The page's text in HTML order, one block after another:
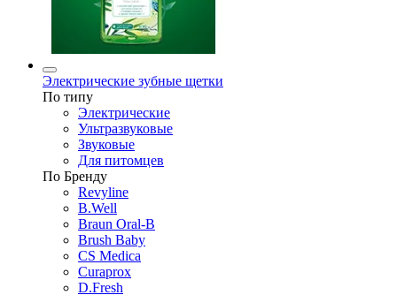
Электрические зубные щетки
По типу
Электрические
Ультразвуковые
Звуковые
Для питомцев
По Бренду
Revyline
B.Well
Braun Oral-B
Brush Baby
CS Medica
Curaprox
D.Fresh